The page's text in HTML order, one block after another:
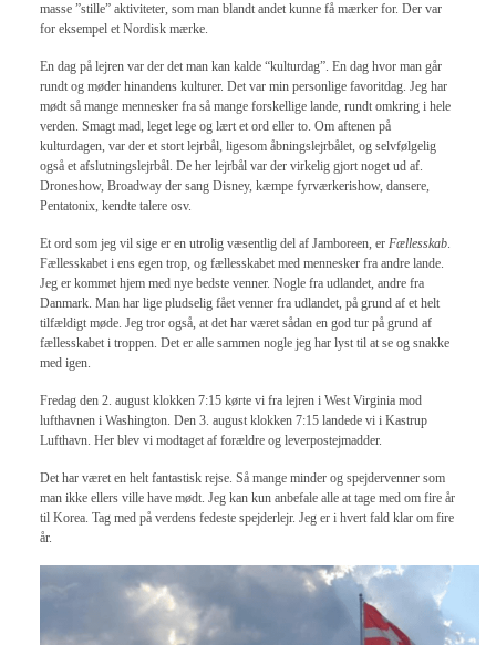
masse ”stille” aktiviteter, som man blandt andet kunne få mærker for. Der var
for eksempel et Nordisk mærke.
En dag på lejren var der det man kan kalde “kulturdag”. En dag hvor man går
rundt og møder hinandens kulturer. Det var min personlige favoritdag. Jeg har
mødt så mange mennesker fra så mange forskellige lande, rundt omkring i hele
verden. Smagt mad, leget lege og lært et ord eller to. Om aftenen på
kulturdagen, var der et stort lejrbål, ligesom åbningslejrbålet, og selvfølgelig
også et afslutningslejrbål. De her lejrbål var der virkelig gjort noget ud af.
Droneshow, Broadway der sang Disney, kæmpe fyrværkerishow, dansere,
Pentatonix, kendte talere osv.
Et ord som jeg vil sige er en utrolig væsentlig del af Jamboreen, er Fællesskab.
Fællesskabet i ens egen trop, og fællesskabet med mennesker fra andre lande.
Jeg er kommet hjem med nye bedste venner. Nogle fra udlandet, andre fra
Danmark. Man har lige pludselig fået venner fra udlandet, på grund af et helt
tilfældigt møde. Jeg tror også, at det har været sådan en god tur på grund af
fællesskabet i troppen. Det er alle sammen nogle jeg har lyst til at se og snakke
med igen.
Fredag den 2. august klokken 7:15 kørte vi fra lejren i West Virginia mod
lufthavnen i Washington. Den 3. august klokken 7:15 landede vi i Kastrup
Lufthavn. Her blev vi modtaget af forældre og leverpostejmadder.
Det har været en helt fantastisk rejse. Så mange minder og spejdervenner som
man ikke ellers ville have mødt. Jeg kan kun anbefale alle at tage med om fire år
til Korea. Tag med på verdens fedeste spejderlejr. Jeg er i hvert fald klar om fire
år.